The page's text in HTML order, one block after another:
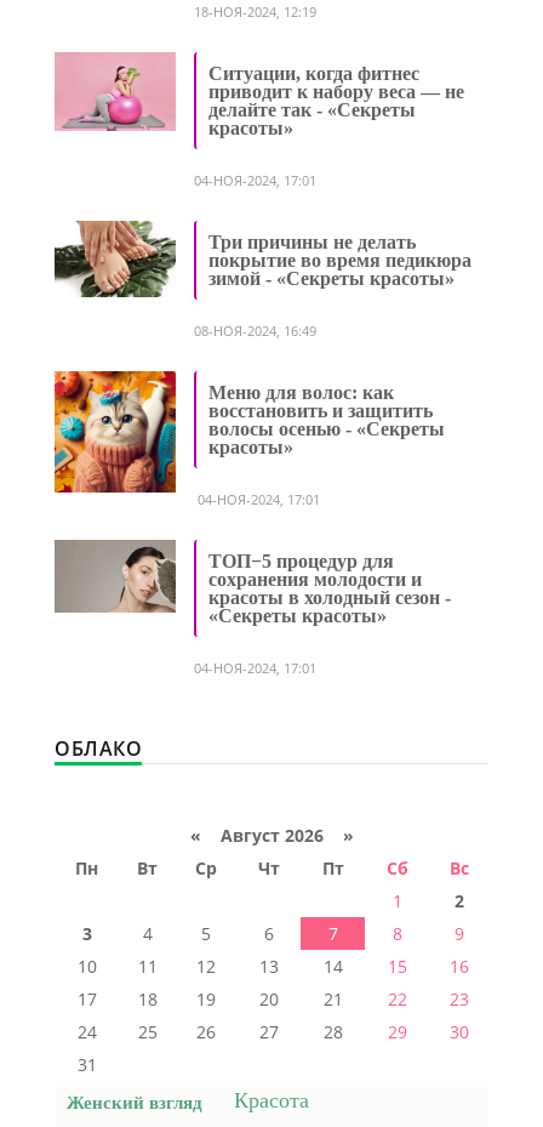
18-НОЯ-2024, 12:19
Ситуации, когда фитнес
приводит к набору веса — не
делайте так - «Секреты
красоты»
04-НОЯ-2024, 17:01
Три причины не делать
покрытие во время педикюра
зимой - «Секреты красоты»
08-НОЯ-2024, 16:49
Меню для волос: как
восстановить и защитить
волосы осенью - «Секреты
красоты»
04-НОЯ-2024, 17:01
ТОП−5 процедур для
сохранения молодости и
красоты в холодный сезон -
«Секреты красоты»
04-НОЯ-2024, 17:01
ОБЛАКО
« Август 2026 »
Пн
Вт Ср Чт Пт Сб
Вс
1
2
3
4 5 6 7 8
9
10
11 12 13 14 15
16
17
18 19 20 21 22
23
24
25 26 27 28 29
30
31
Женский взгляд Красота